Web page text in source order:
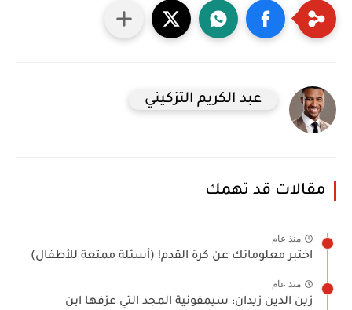
عبد الكريم التزكيني
مقالات قد تهمك
منذ عام
اختبر معلوماتك عن كرة القدم! (أسئلة ممتعة للأطفال)
منذ عام
زين الدين زيدان: سيمفونية المجد التي عزفها ابن